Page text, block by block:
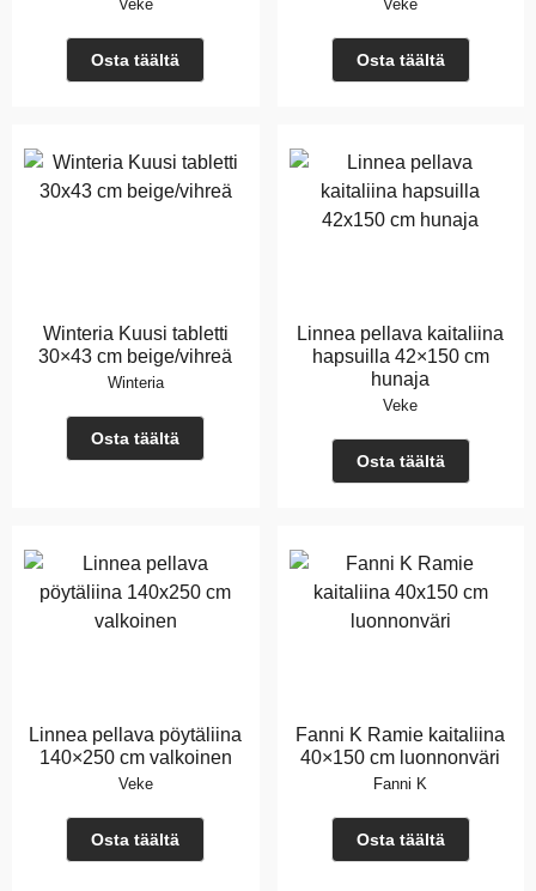
Veke
Osta täältä
Veke
Osta täältä
Winteria Kuusi tabletti
30×43 cm beige/vihreä
Winteria
Osta täältä
Linnea pellava kaitaliina
hapsuilla 42×150 cm
hunaja
Veke
Osta täältä
Linnea pellava pöytäliina
140×250 cm valkoinen
Veke
Osta täältä
Fanni K Ramie kaitaliina
40×150 cm luonnonväri
Fanni K
Osta täältä